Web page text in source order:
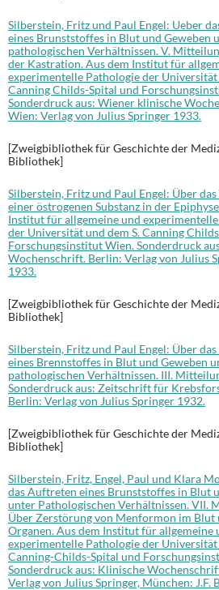
Silberstein, Fritz und Paul Engel: Ueber
eines Brunststoffes in Blut und Geweben
pathologischen Verhältnissen. V.
der Kastration. Aus dem Institut für
experimentelle Pathologie der Universität
Canning Childs-Spital und
Sonderdruck aus: Wiener klinische
Wien: Verlag von Julius Springer 1933.
[Zweigbibliothek für Geschichte der
Bibliothek]
Silberstein, Fritz und Paul Engel: Über
einer östrogenen Substanz in der
Institut für allgemeine und
der Universität und dem S. Canning
Forschungsinstitut Wien. Sonderdruck
Wochenschrift. Berlin: Verlag von Julius
1933.
[Zweigbibliothek für Geschichte der
Bibliothek]
Silberstein, Fritz und Paul Engel: Über
eines Brennstoffes in Blut und Geweben
pathologischen Verhältnissen. III.
Sonderdruck aus: Zeitschrift für
Berlin: Verlag von Julius Springer 1932.
[Zweigbibliothek für Geschichte der
Bibliothek]
Silberstein, Fritz, Engel, Paul und Klara
das Auftreten eines Brunststoffes in Blut
unter Pathologischen Verhältnissen. VII.
Über Zerstörung von Menformon im Blut
Organen. Aus dem Institut für allgemeine
experimentelle Pathologie der Universität
Canning-Childs-Spital und
Sonderdruck aus: Klinische
Verlag von Julius Springer, München: J.F.